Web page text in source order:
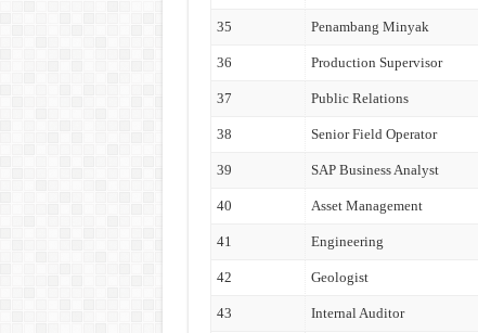
35 Penambang Minyak
36 Production Supervisor
37 Public Relations
38 Senior Field Operator
39 SAP Business Analyst
40 Asset Management
41 Engineering
42 Geologist
43 Internal Auditor